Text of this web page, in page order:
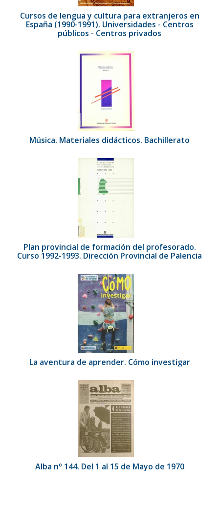
Cursos de lengua y cultura para extranjeros en
España (1990-1991). Universidades - Centros
públicos - Centros privados
Música. Materiales didácticos. Bachillerato
Plan provincial de formación del profesorado.
Curso 1992-1993. Dirección Provincial de Palencia
La aventura de aprender. Cómo investigar
Alba nº 144. Del 1 al 15 de Mayo de 1970